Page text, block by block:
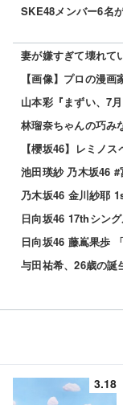
妻が嫌すぎて壊れて
【画像】プロの漫
山本彩『まずい、7
乃木坂46 金川紗耶
日向坂46 17thシン
与田祐希、26歳の誕
3.18